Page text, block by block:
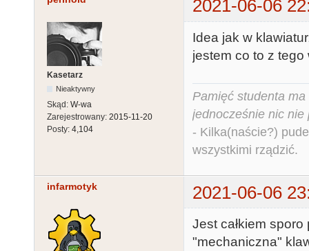
2021-06-06
Kasetarz
Nieaktywny
Skąd: W-wa
Zarejestrowany: 2015-11-20
Posty: 4,104
Idea jak w
jestem co to z tego
Pamięć studenta
jednocześnie nic nie
- Kilka(naście?)
wszystkimi rządzić.
infarmotyk 2021-06-06
Jest całkiem
"mechaniczna"